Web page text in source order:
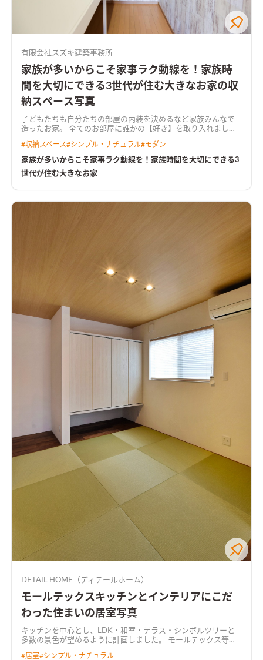
有限会社スズキ建築事務所
家族が多いからこそ家事ラク動線を！家族時
間を大切にできる3世代が住む大きなお家の収
納スペース写真
子どもたちも自分たちの部屋の内装を決めるなど家族みんなで
造ったお家。 全てのお部屋に誰かの【好き】を取り入れまし
は忙しい方・家族が多い方必見。 オープンハウスでも多くの方
からご好評を頂きました。 2階の子ども部屋をあえてコンパクト
さん作ることができるお家です。
#収納スペース#シンプル・ナチュラル#モダン
家族が多いからこそ家事ラク動線を！家族時間を大切にできる3
世代が住む大きなお家
DETAIL HOME（ディテールホーム）
モールテックスキッチンとインテリアにこだ
わった住まいの居室写真
キッチンを中心とし、LDK・和室・テラス・シンボルツリーと
多数の景色が望めるように計画しました。 モールテックス等の
#居室#シンプル・ナチュラル